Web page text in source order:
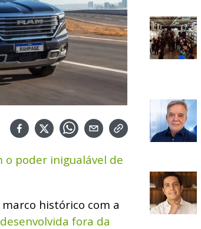
o poder inigualável de
histórico com a
fora da